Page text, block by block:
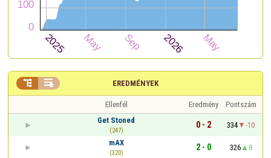
EREDMÉNYEK
 
Ellenfél Eredmény
Pontszám
Get Stoned
(247)
0 - 2 334
-10
mAX
(320)
2 - 0 326
8